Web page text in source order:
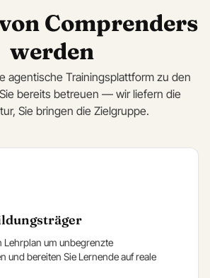
Comprenders
werden
agentische Trainingsplattform zu den
bereits betreuen — wir liefern die
Sie bringen die Zielgruppe.
Lehrplan um unbegrenzte
und bereiten Sie Lernende auf reale